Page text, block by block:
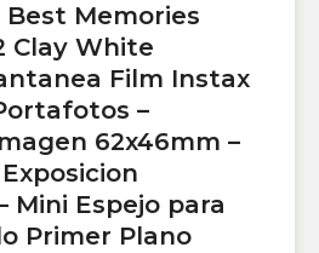
Memories
Clay White
Film Instax
–
62x46mm –
Mini Espejo para
Primer Plano